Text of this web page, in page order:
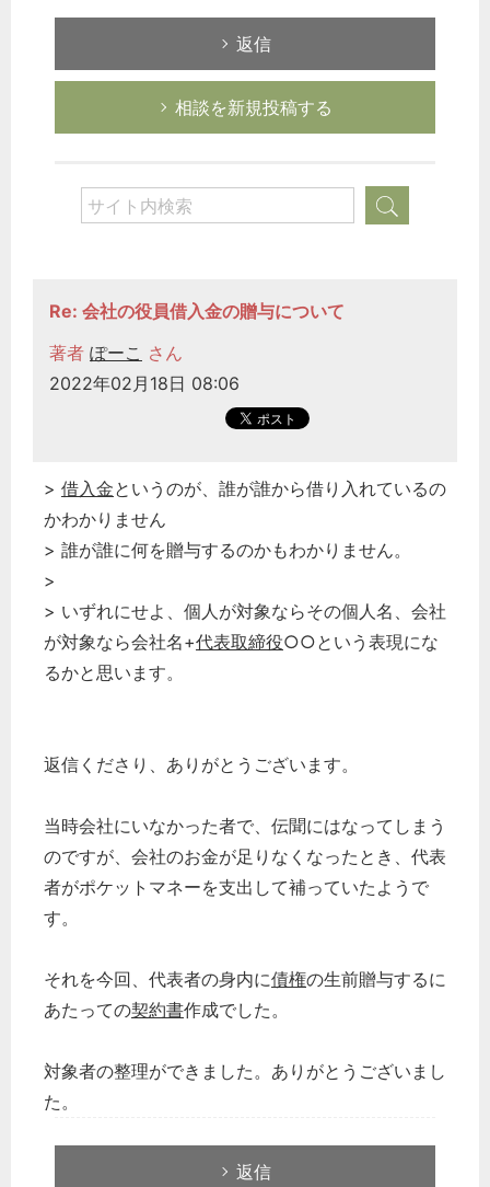
返信
相談を新規投稿する
Re: 会社の役員借入金の贈与について
著者 ぽーこ さん
2022年02月18日 08:06
> 借入金というのが、誰が誰から借り入れているの
かわかりません
> 誰が誰に何を贈与するのかもわかりません。
>
> いずれにせよ、個人が対象ならその個人名、会社
が対象なら会社名+代表取締役○○という表現にな
るかと思います。
返信くださり、ありがとうございます。
当時会社にいなかった者で、伝聞にはなってしまう
のですが、会社のお金が足りなくなったとき、代表
者がポケットマネーを支出して補っていたようで
す。
それを今回、代表者の身内に債権の生前贈与するに
あたっての契約書作成でした。
対象者の整理ができました。ありがとうございまし
た。
返信